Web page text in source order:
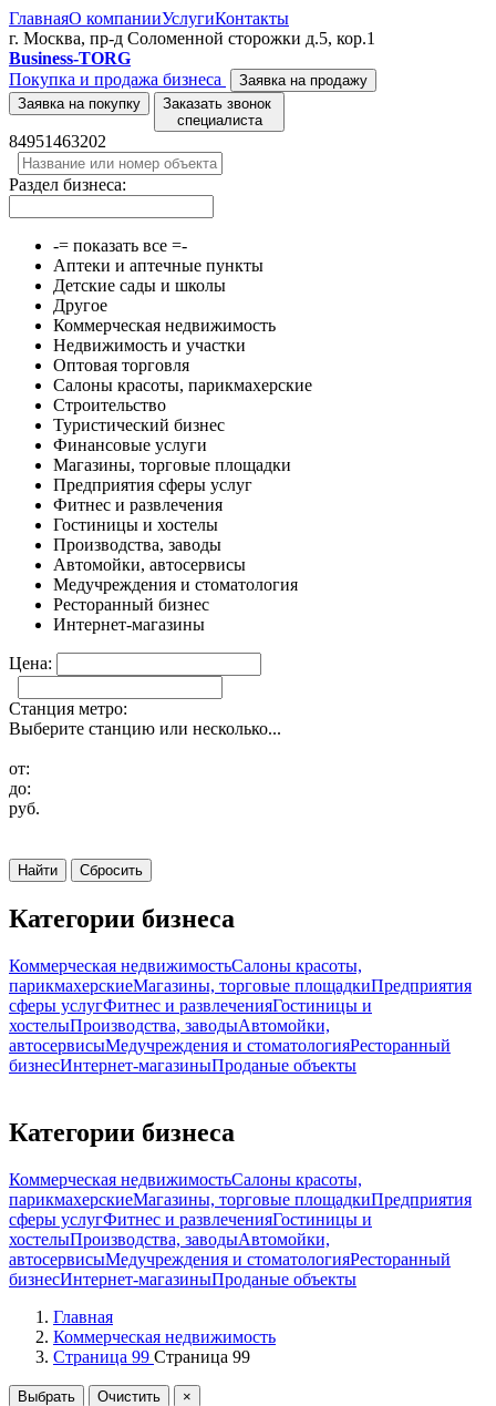
ГлавнаяО компанииУслугиКонтакты
г. Москва, пр-д Соломенной сторожки д.5, кор.1
Business-TORG
Покупка и продажа бизнеса
Заявка на продажу
Заявка на покупку
Заказать звонок
специалиста
84951463202
Раздел бизнеса:
-= показать все =-
Аптеки и аптечные пункты
Детские сады и школы
Другое
Коммерческая недвижимость
Недвижимость и участки
Оптовая торговля
Салоны красоты, парикмахерские
Строительство
Туристический бизнес
Финансовые услуги
Магазины, торговые площадки
Предприятия сферы услуг
Фитнес и развлечения
Гостиницы и хостелы
Производства, заводы
Автомойки, автосервисы
Медучреждения и стоматология
Ресторанный бизнес
Интернет-магазины
Цена:
Станция метро:
Выберите станцию или несколько...
от:
до:
руб.
Найти Сбросить
Категории бизнеса
Коммерческая недвижимостьСалоны красоты,
парикмахерскиеМагазины, торговые площадкиПредприятия
сферы услугФитнес и развлеченияГостиницы и
хостелыПроизводства, заводыАвтомойки,
автосервисыМедучреждения и стоматологияРесторанный
бизнесИнтернет-магазиныПроданые объекты
Категории бизнеса
Коммерческая недвижимостьСалоны красоты,
парикмахерскиеМагазины, торговые площадкиПредприятия
сферы услугФитнес и развлеченияГостиницы и
хостелыПроизводства, заводыАвтомойки,
автосервисыМедучреждения и стоматологияРесторанный
бизнесИнтернет-магазиныПроданые объекты
Главная
Коммерческая недвижимость
Страница 99 Страница 99
Выбрать Очистить ×